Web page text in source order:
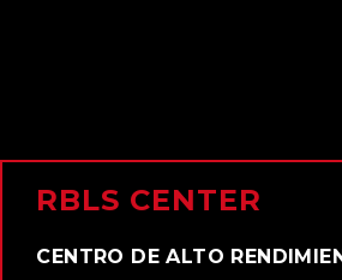
RBLS CENTER
CENTRO DE ALTO